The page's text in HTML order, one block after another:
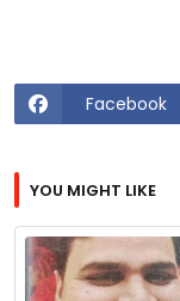
Facebook
YOU MIGHT LIKE